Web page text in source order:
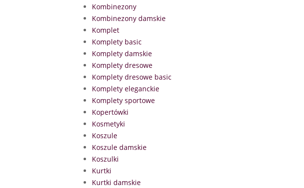
Kombinezony
Kombinezony damskie
Komplet
Komplety basic
Komplety damskie
Komplety dresowe
Komplety dresowe basic
Komplety eleganckie
Komplety sportowe
Kopertówki
Kosmetyki
Koszule
Koszule damskie
Koszulki
Kurtki
Kurtki damskie